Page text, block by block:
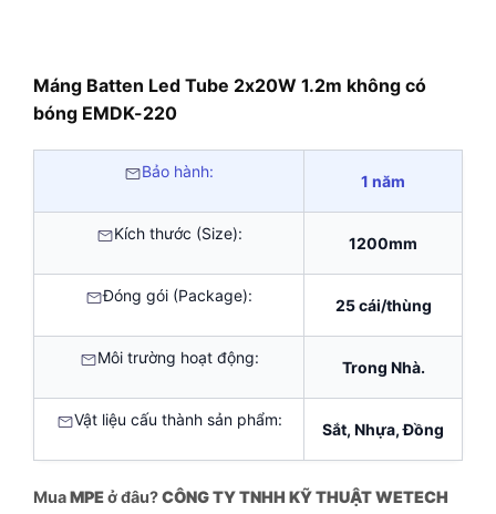
Máng Batten Led Tube 2x20W 1.2m không có
bóng EMDK-220
Bảo hành:
1 năm
Kích thước (Size):
1200mm
Đóng gói (Package):
25 cái/thùng
Môi trường hoạt động:
Trong Nhà.
Vật liệu cấu thành sản phẩm:
Sắt, Nhựa, Đồng
MuaMPEở đâu?CÔNG TY TNHH KỸ THUẬT WETECH